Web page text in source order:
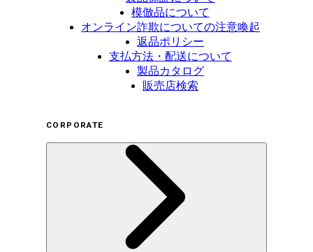
模倣品について
オンライン詐欺についての注意喚起
返品ポリシー
支払方法・配送について
製品カタログ
販売店検索
CORPORATE